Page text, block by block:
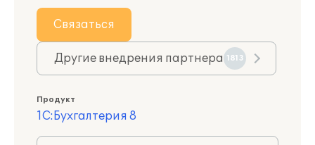
Связаться
Другие внедрения партнера 1813
Продукт
1С:Бухгалтерия 8